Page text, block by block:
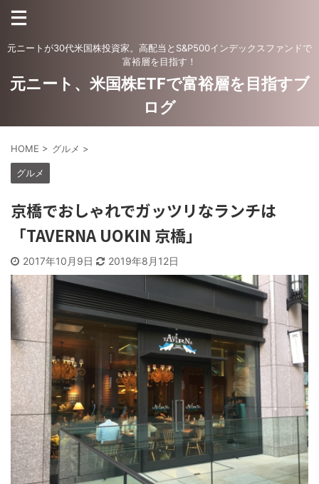
元ニートが30代米国株投資家。高配当とS&P500インデックスファンドで
富裕層を目指す！
元ニート、米国株ETFで富裕層を目指すブ
ログ
HOME > グルメ >
グルメ
京橋でおしゃれでガッツリなランチは
「TAVERNA UOKIN 京橋」
2017年10月9日 2019年8月12日